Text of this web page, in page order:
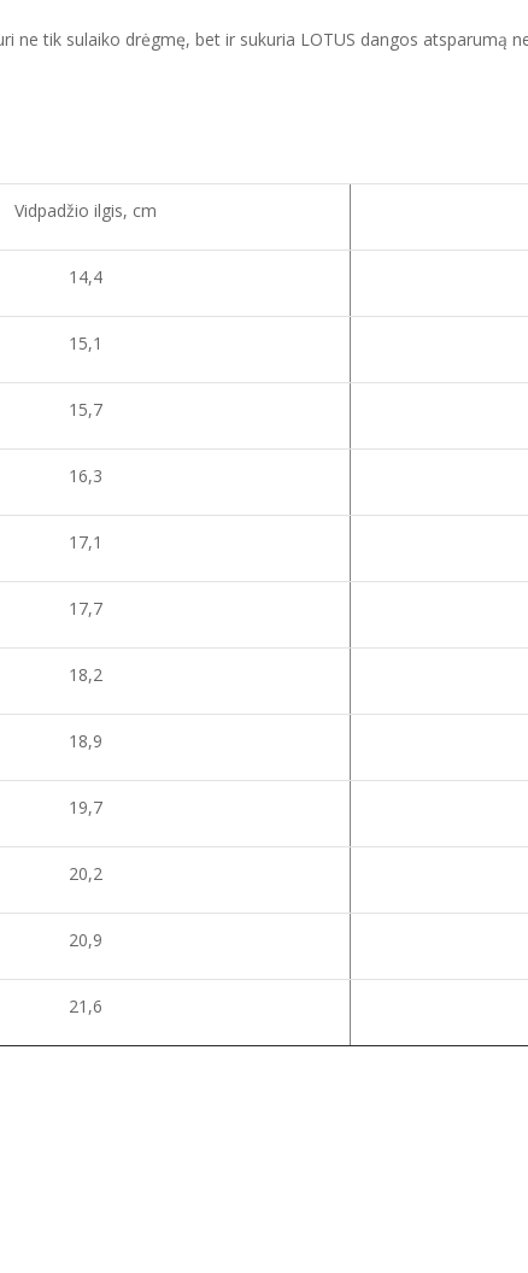
ne tik sulaiko drėgmę, bet ir sukuria LOTUS dangos atsparumą
Vidpadžio ilgis, cm
14,4
15,1
15,7
16,3
17,1
17,7
18,2
18,9
19,7
20,2
20,9
21,6